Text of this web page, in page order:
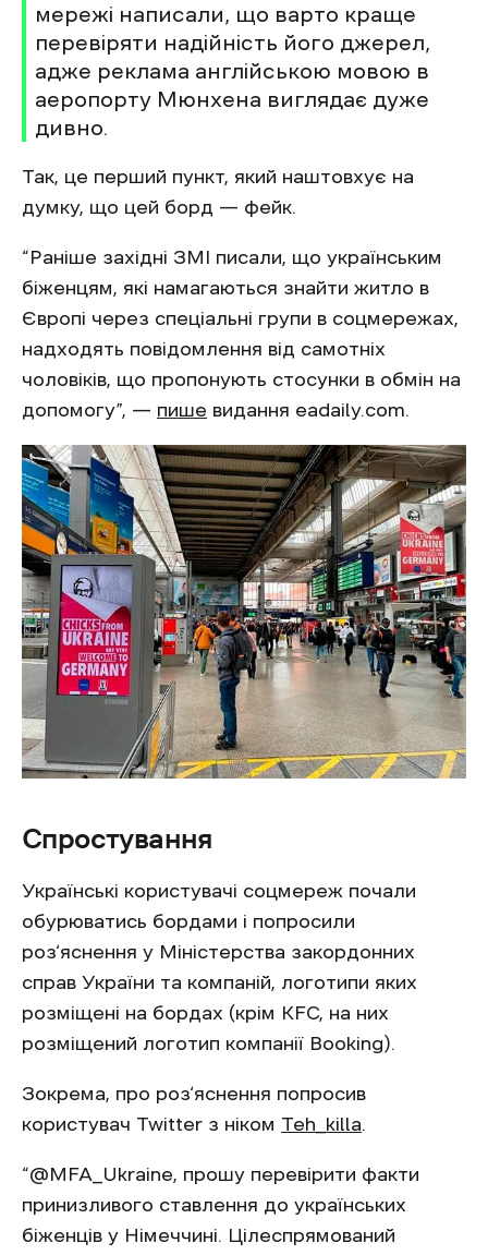
мережі написали, що варто краще
перевіряти надійність його джерел,
адже реклама англійською мовою в
аеропорту Мюнхена виглядає дуже
дивно.
Так, це перший пункт, який наштовхує на
думку, що цей борд — фейк.
“Раніше західні ЗМІ писали, що українським
біженцям, які намагаються знайти житло в
Європі через спеціальні групи в соцмережах,
надходять повідомлення від самотніх
чоловіків, що пропонують стосунки в обмін на
допомогу”, — пише видання eadaily.com.
Спростування
Українські користувачі соцмереж почали
обурюватись бордами і попросили
роз‘яснення у Міністерства закордонних
справ України та компаній, логотипи яких
розміщені на бордах (крім KFC, на них
розміщений логотип компанії Booking).
Зокрема, про роз‘яснення попросив
користувач Twitter з ніком Teh_killa.
“@MFA_Ukraine, прошу перевірити факти
принизливого ставлення до українських
біженців у Німеччині. Цілеспрямований